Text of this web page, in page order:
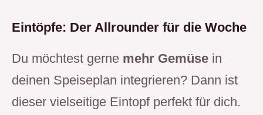
Eintöpfe: Der Allrounder für die Woche
Du möchtest gerne mehr Gemüse in
deinen Speiseplan integrieren? Dann ist
dieser vielseitige Eintopf perfekt für dich.